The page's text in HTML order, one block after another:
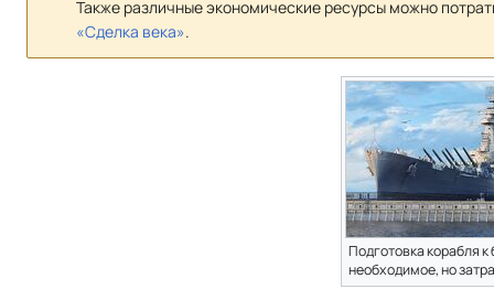
Также различные экономические ресурсы можно
«Сделка века».
Подготовка корабля
необходимое, но